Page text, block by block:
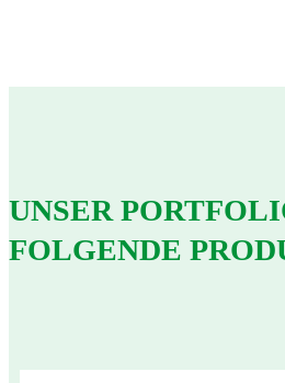
UNSER
FOLGENDE